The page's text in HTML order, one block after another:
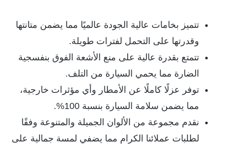
تتميز بخامات عالية الجودة عالميًا مما يضمن متانتها
وقدرتها على التحمل لفترات طويلة.
تتمتع بقدرة عالية على منع الأشعة الفوق بنفسجية
الضارة مما يحمي السيارة من التلف.
توفر عزلًا كاملًا عن الأمطار وأي مؤثرات خارجية،
مما يضمن سلامة السيارة بنسبة 100%.
نقدم مجموعة من الألوان الجميلة والمتنوعة وفقًا
لطلبات عملائنا الكرام مما يضفي لمسة جمالية على